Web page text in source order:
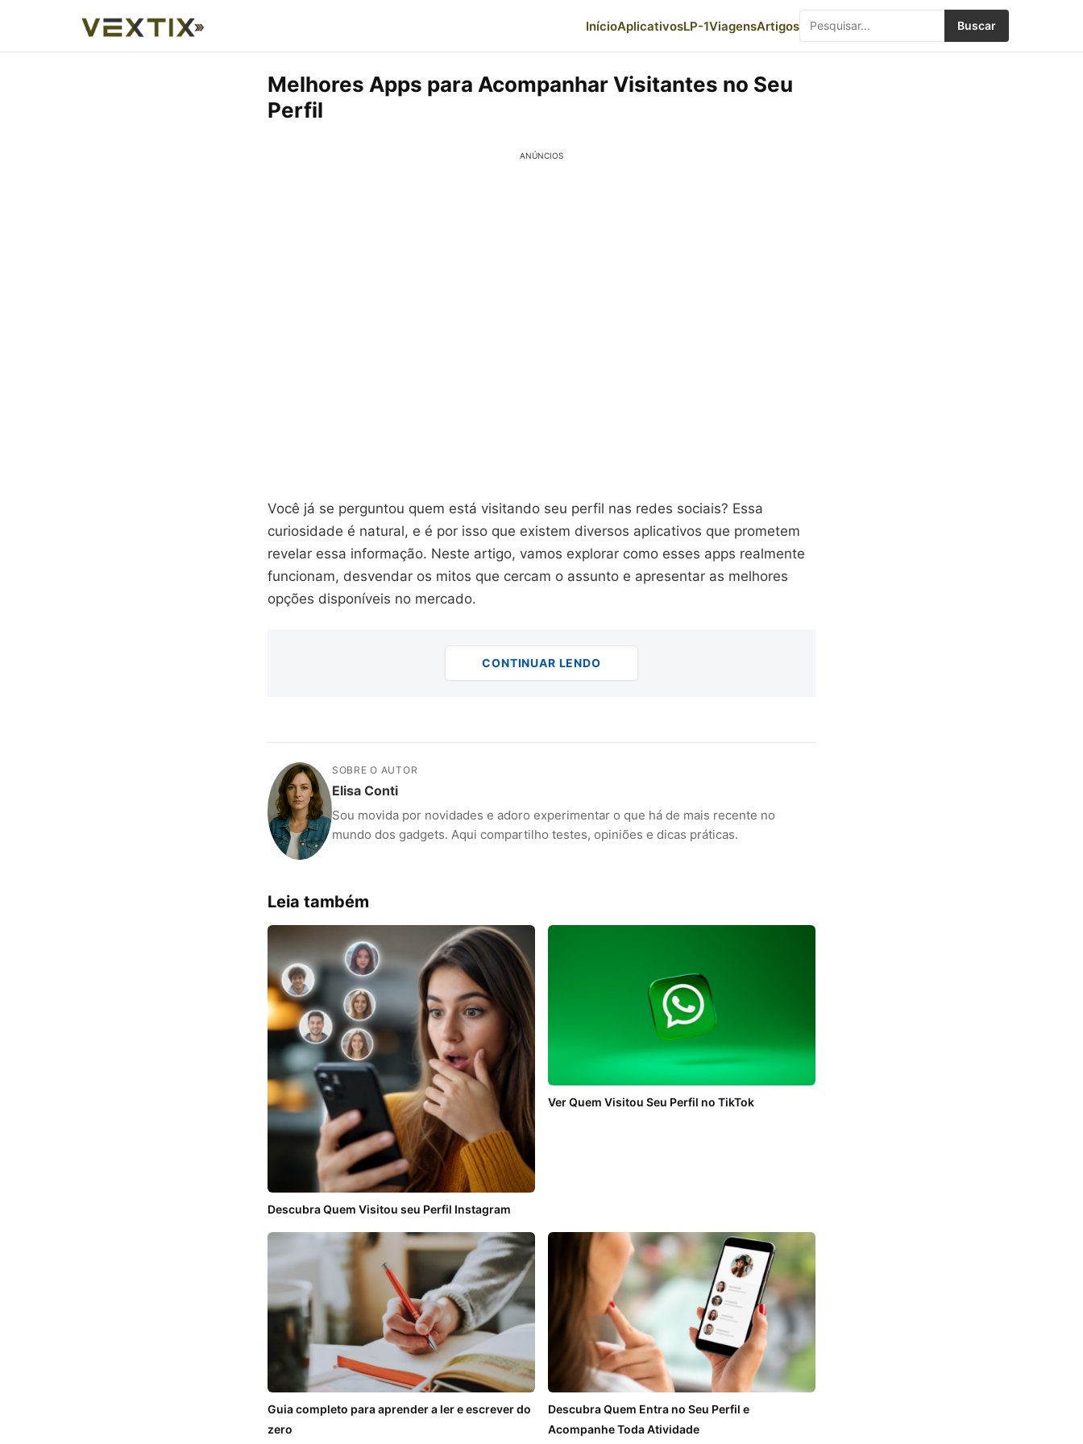
InícioAplicativosLP-1ViagensArtigos Buscar
Melhores Apps para Acompanhar Visitantes no Seu
Perfil
ANÚNCIOS
Você já se perguntou quem está visitando seu perfil nas redes sociais? Essa
curiosidade é natural, e é por isso que existem diversos aplicativos que prometem
revelar essa informação. Neste artigo, vamos explorar como esses apps realmente
funcionam, desvendar os mitos que cercam o assunto e apresentar as melhores
opções disponíveis no mercado.
CONTINUAR LENDO
SOBRE O AUTOR
Elisa Conti
Sou movida por novidades e adoro experimentar o que há de mais recente no
mundo dos gadgets. Aqui compartilho testes, opiniões e dicas práticas.
Leia também
Descubra Quem Visitou seu Perfil Instagram
Ver Quem Visitou Seu Perfil no TikTok
Guia completo para aprender a ler e escrever do
zero
Descubra Quem Entra no Seu Perfil e
Acompanhe Toda Atividade